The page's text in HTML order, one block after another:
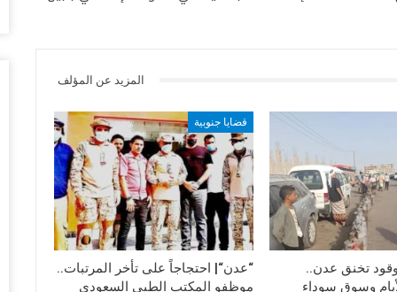
المزيد عن المؤلف
تخنق عدن..
وسوق سوداء
قضايا جنوبية
“عدن“| احتجاجاً على تأخر المرتبات..
موظفو المكتب الطبي السعودي